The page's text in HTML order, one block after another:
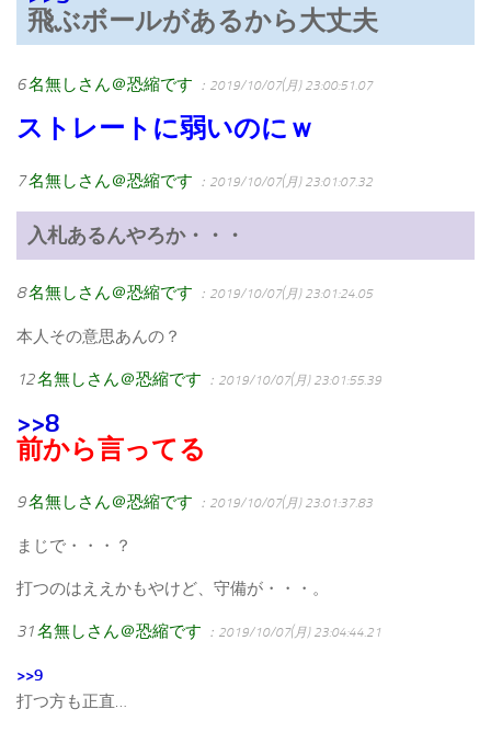
飛ぶボールがあるから大丈夫
6名無しさん＠恐縮です ：2019/10/07(月) 23:00:51.07
ストレートに弱いのにｗ
7名無しさん＠恐縮です ：2019/10/07(月) 23:01:07.32
入札あるんやろか・・・
8名無しさん＠恐縮です ：2019/10/07(月) 23:01:24.05
本人その意思あんの？
12名無しさん＠恐縮です ：2019/10/07(月) 23:01:55.39
>>8
前から言ってる
9名無しさん＠恐縮です ：2019/10/07(月) 23:01:37.83
まじで・・・？
打つのはええかもやけど、守備が・・・。
31名無しさん＠恐縮です ：2019/10/07(月) 23:04:44.21
>>9
打つ方も正直…